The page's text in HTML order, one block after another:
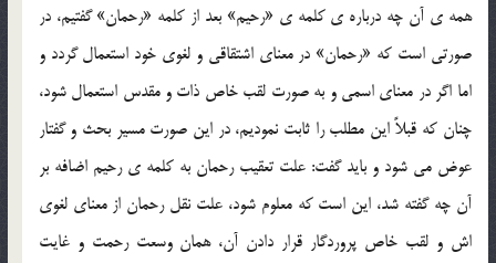
همه ي آن چه درباره ي کلمه ي «رحيم» بعد از کلمه «رحمان» گفتيم، در
صورتي است که «رحمان» در معناي اشتقاقي و لغوي خود استعمال گردد و
اما اگر در معناي اسمي و به صورت لقب خاص ذات و مقدس استعمال شود،
چنان که قبلاً اين مطلب را ثابت نموديم، در اين صورت مسير بحث و گفتار
عوض مي شود و بايد گفت: علت تعقيب رحمان به کلمه ي رحيم اضافه بر
آن چه گفته شد، اين است که معلوم شود، علت نقل رحمان از معناي لغوي
اش و لقب خاص پروردگار قرار دادن آن، همان وسعت رحمت و غايت